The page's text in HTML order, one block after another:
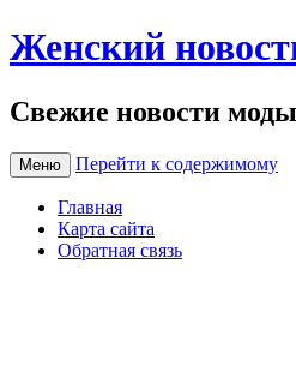
Женский
Свежие новости
Меню Перейти к содержимому
Главная
Карта сайта
Обратная связь